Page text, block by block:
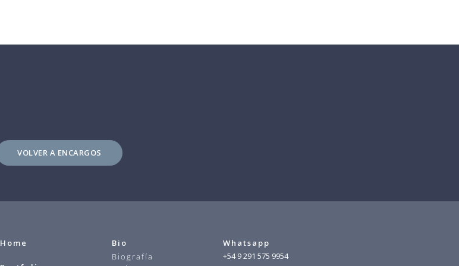
VOLVER A ENCARGOS
Home
Bio
Biografía
Whatsapp
+54 9 291 575 9954